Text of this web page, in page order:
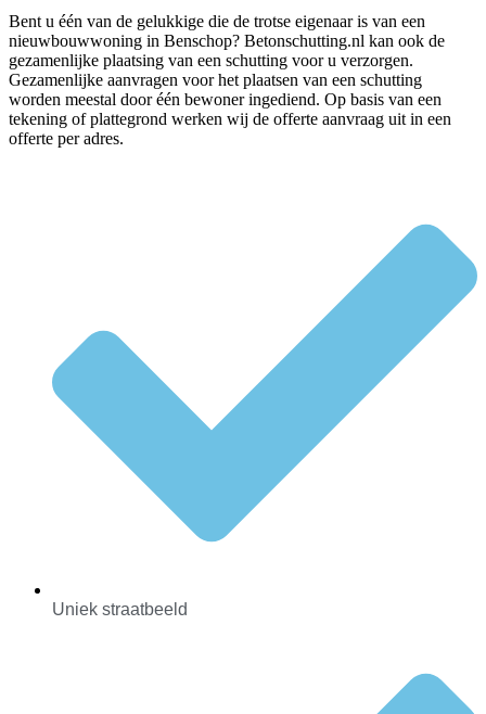
Bent u één van de gelukkige die de trotse eigenaar is van een
nieuwbouwwoning in Benschop? Betonschutting.nl kan ook de
gezamenlijke plaatsing van een schutting voor u verzorgen.
Gezamenlijke aanvragen voor het plaatsen van een schutting
worden meestal door één bewoner ingediend. Op basis van een
tekening of plattegrond werken wij de offerte aanvraag uit in een
offerte per adres.
Uniek straatbeeld